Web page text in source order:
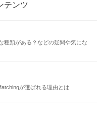
テンツ
種類がある？などの疑問や気にな
が選ばれる理由とは